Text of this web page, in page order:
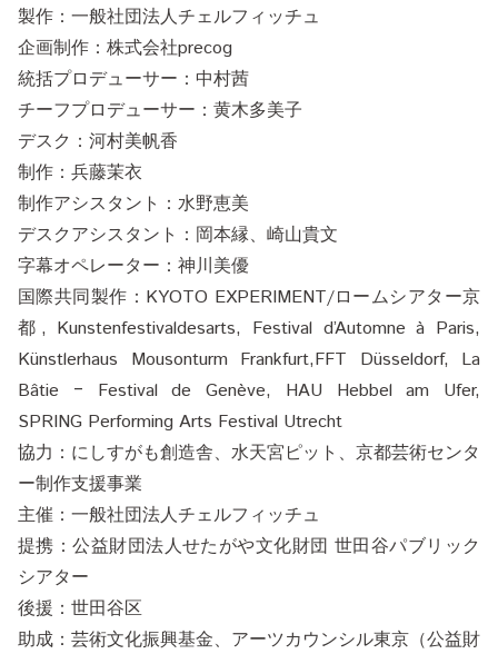
製作：一般社団法人チェルフィッチュ
企画制作：株式会社precog
統括プロデューサー：中村茜
チーフプロデューサー：黄木多美子
デスク：河村美帆香
制作：兵藤茉衣
制作アシスタント：水野恵美
デスクアシスタント：岡本縁、崎山貴文
字幕オペレーター：神川美優
国際共同製作：KYOTO EXPERIMENT/ロームシアター京
都, Kunstenfestivaldesarts, Festival d’Automne à Paris,
Künstlerhaus Mousonturm Frankfurt,FFT Düsseldorf, La
Bâtie ‒ Festival de Genève, HAU Hebbel am Ufer,
SPRING Performing Arts Festival Utrecht
協力：にしすがも創造舎、水天宮ピット、京都芸術センタ
ー制作支援事業
主催：一般社団法人チェルフィッチュ
提携：公益財団法人せたがや文化財団 世田谷パブリック
シアター
後援：世田谷区
助成：芸術文化振興基金、アーツカウンシル東京（公益財